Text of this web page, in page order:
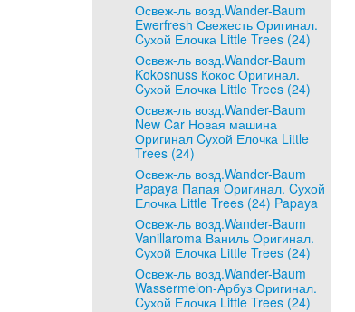
Освеж-ль возд.Wander-Baum
Ewerfresh Свежесть Оригинал.
Cухой Елочка Little Trees (24)
Освеж-ль возд.Wander-Baum
Kokosnuss Кокос Оригинал.
Cухой Елочка Little Trees (24)
Освеж-ль возд.Wander-Baum
New Car Новая машина
Оригинал Cухой Елочка Little
Trees (24)
Освеж-ль возд.Wander-Baum
Papaya Папая Оригинал. Cухой
Елочка Little Trees (24) Papaya
Освеж-ль возд.Wander-Baum
Vanillaroma Ваниль Оригинал.
Cухой Елочка Little Trees (24)
Освеж-ль возд.Wander-Baum
Wassermelon-Арбуз Оригинал.
Cухой Елочка Little Trees (24)